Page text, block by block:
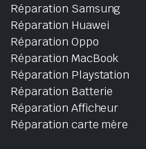
Réparation Samsung
Réparation Huawei
Réparation Oppo
Réparation MacBook
Réparation Playstation
Réparation Batterie
Réparation Afficheur
Réparation carte mère